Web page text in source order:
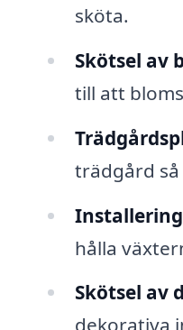
sköta.
Skötsel av
till att
trädgård
hålla
Skötsel av